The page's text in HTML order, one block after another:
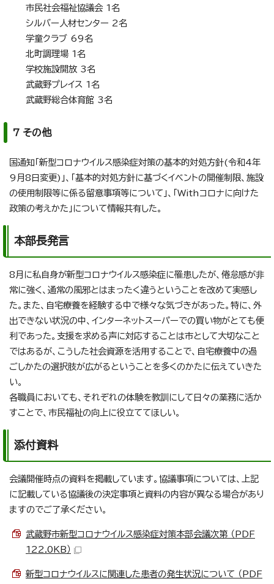
市民社会福祉協議会 1名
シルバー人材センター 2名
学童クラブ 69名
北町調理場 1名
学校施設開放 3名
武蔵野プレイス 1名
武蔵野総合体育館 3名
7 その他
国通知「新型コロナウイルス感染症対策の基本的対処方針(令和4年
9月8日変更)」、「基本的対処方針に基づくイベントの開催制限、施設
の使用制限等に係る留意事項等について」、「Withコロナに向けた
政策の考えかた」について情報共有した。
本部長発言
8月に私自身が新型コロナウイルス感染症に罹患したが、倦怠感が非
常に強く、通常の風邪とはまったく違うということを改めて実感し
た。また、自宅療養を経験する中で様々な気づきがあった。特に、外
出できない状況の中、インターネットスーパーでの買い物がとても便
利であった。支援を求める声に対応することは市として大切なこと
ではあるが、こうした社会資源を活用することで、自宅療養中の過
ごしかたの選択肢が広がるということを多くのかたに伝えていきた
い。
各職員においても、それぞれの体験を教訓にして日々の業務に活か
すことで、市民福祉の向上に役立ててほしい。
添付資料
会議開催時点の資料を掲載しています。協議事項については、上記
に記載している協議後の決定事項と資料の内容が異なる場合があり
ますのでご了承ください。
武蔵野市新型コロナウイルス感染症対策本部会議次第 （PDF
122.0KB）
新型コロナウイルスに関連した患者の発生状況について （PDF